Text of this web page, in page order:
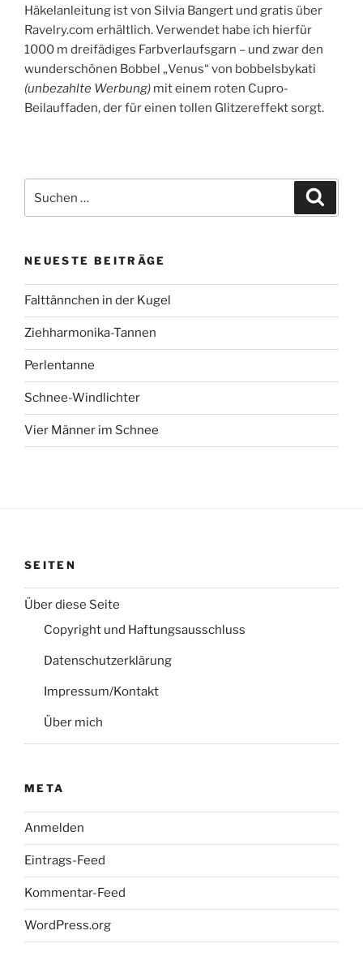
Häkelanleitung ist von Silvia Bangert und gratis über
Ravelry.com erhältlich. Verwendet habe ich hierfür
1000 m dreifädiges Farbverlaufsgarn – und zwar den
wunderschönen Bobbel „Venus“ von bobbelsbykati
(unbezahlte Werbung) mit einem roten Cupro-
Beilauffaden, der für einen tollen Glitzereffekt sorgt.
nach:
NEUESTE BEITRÄGE
Falttännchen in der Kugel
Ziehharmonika-Tannen
Perlentanne
Schnee-Windlichter
Vier Männer im Schnee
SEITEN
Über diese Seite
Copyright und Haftungsausschluss
Datenschutzerklärung
Impressum/Kontakt
Über mich
META
Anmelden
Eintrags-Feed
Kommentar-Feed
WordPress.org